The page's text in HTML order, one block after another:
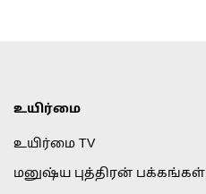
உயிர்மை
உயிர்மை TV
மனுஷ்ய புத்திரன் பக்கங்கள்